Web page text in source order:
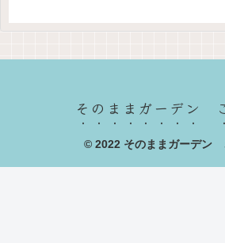
そのままガーデン
© 2022 そのままガーデン